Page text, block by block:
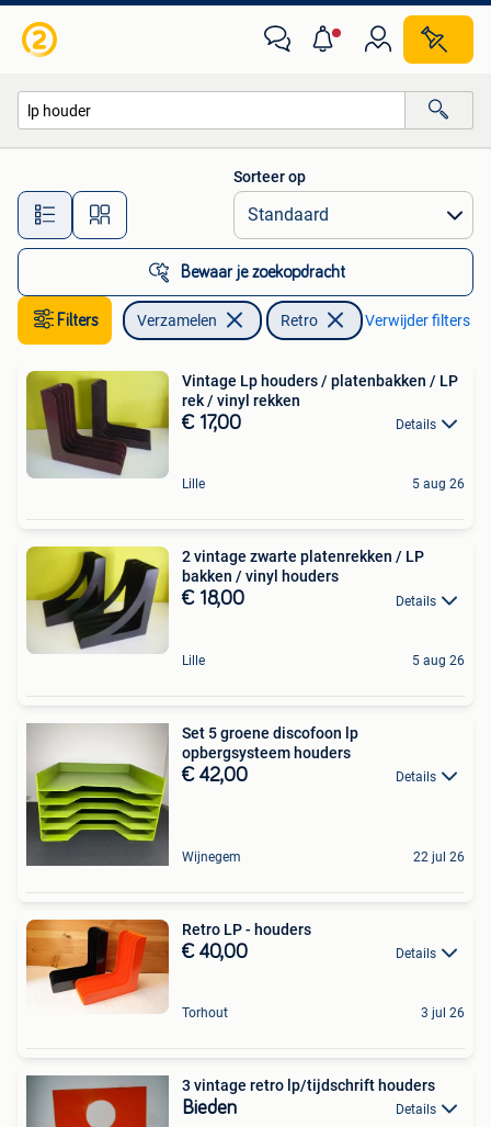
Alle afstanden…
Sorteer op
Bewaar je zoekopdracht
Filters Verzamelen Retro Verwijder filters
Vintage Lp houders / platenbakken / LP
rek / vinyl rekken
€ 17,00 Details
Lille 5 aug 26
2 vintage zwarte platenrekken / LP
bakken / vinyl houders
€ 18,00 Details
Lille 5 aug 26
Set 5 groene discofoon lp
opbergsysteem houders
€ 42,00 Details
Wijnegem 22 jul 26
Retro LP - houders
€ 40,00 Details
Torhout 3 jul 26
3 vintage retro lp/tijdschrift houders
Bieden Details